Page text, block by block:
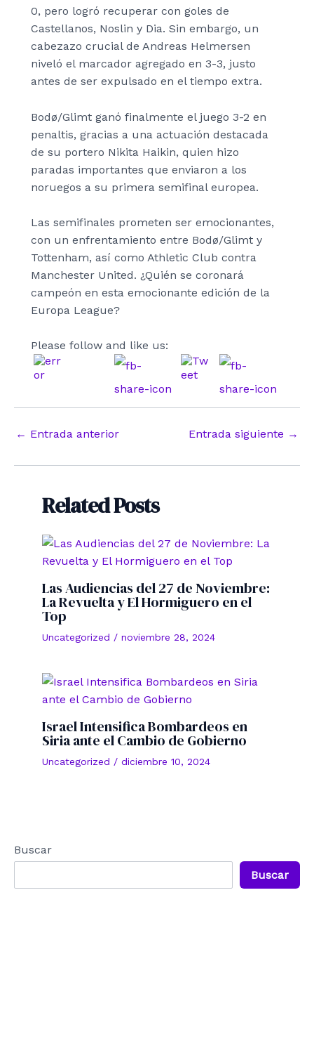
0, pero logró recuperar con goles de
Castellanos, Noslin y Dia. Sin embargo, un
cabezazo crucial de Andreas Helmersen
niveló el marcador agregado en 3-3, justo
antes de ser expulsado en el tiempo extra.
Bodø/Glimt ganó finalmente el juego 3-2 en
penaltis, gracias a una actuación destacada
de su portero Nikita Haikin, quien hizo
paradas importantes que enviaron a los
noruegos a su primera semifinal europea.
Las semifinales prometen ser emocionantes,
con un enfrentamiento entre Bodø/Glimt y
Tottenham, así como Athletic Club contra
Manchester United. ¿Quién se coronará
campeón en esta emocionante edición de la
Europa League?
Please follow and like us:
Navegación
entradas
← Entrada anterior Entrada siguiente →
Related Posts
Las Audiencias del 27 de Noviembre:
La Revuelta y El Hormiguero en el
Top
Uncategorized / noviembre 28, 2024
Israel Intensifica Bombardeos en
Siria ante el Cambio de Gobierno
Uncategorized / diciembre 10, 2024
Buscar
Buscar